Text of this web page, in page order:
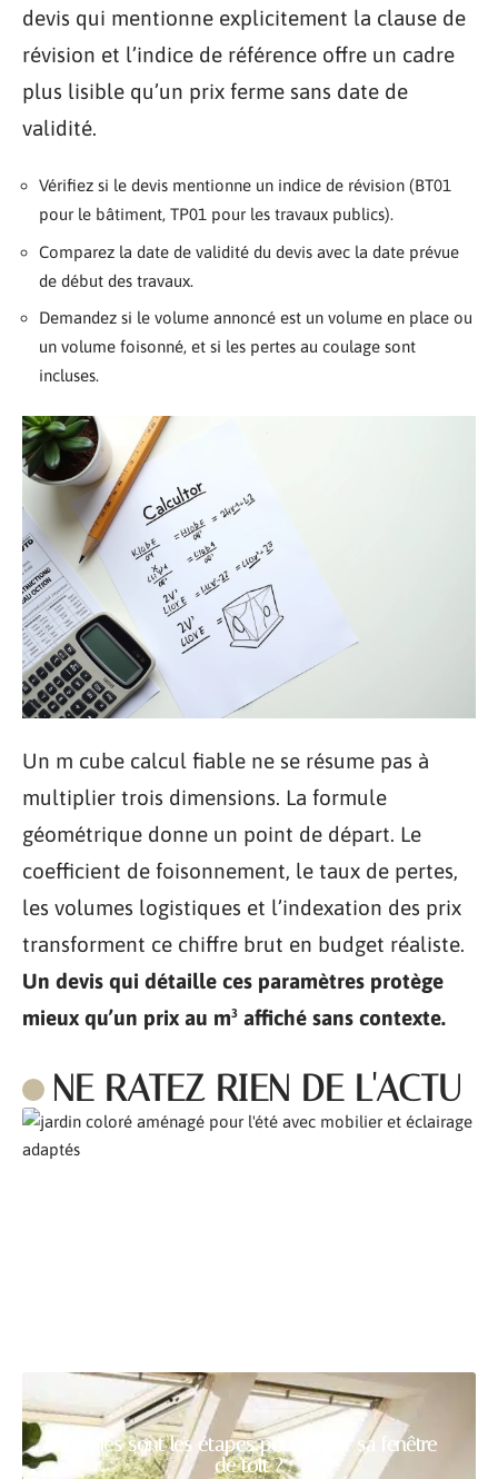
devis qui mentionne explicitement la clause de
révision et l’indice de référence offre un cadre
plus lisible qu’un prix ferme sans date de
validité.
Vérifiez si le devis mentionne un indice de révision (BT01
pour le bâtiment, TP01 pour les travaux publics).
Comparez la date de validité du devis avec la date prévue
de début des travaux.
Demandez si le volume annoncé est un volume en place ou
un volume foisonné, et si les pertes au coulage sont
incluses.
Un m cube calcul fiable ne se résume pas à
multiplier trois dimensions. La formule
géométrique donne un point de départ. Le
coefficient de foisonnement, le taux de pertes,
les volumes logistiques et l’indexation des prix
transforment ce chiffre brut en budget réaliste.
Un devis qui détaille ces paramètres protège
mieux qu’un prix au m³ affiché sans contexte.
NE RATEZ RIEN DE L'ACTU
Quelles sont les étapes pour poser sa fenêtre
de toit ?